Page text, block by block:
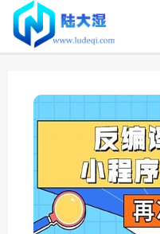
欢迎您光临陆大湿，本站秉承服